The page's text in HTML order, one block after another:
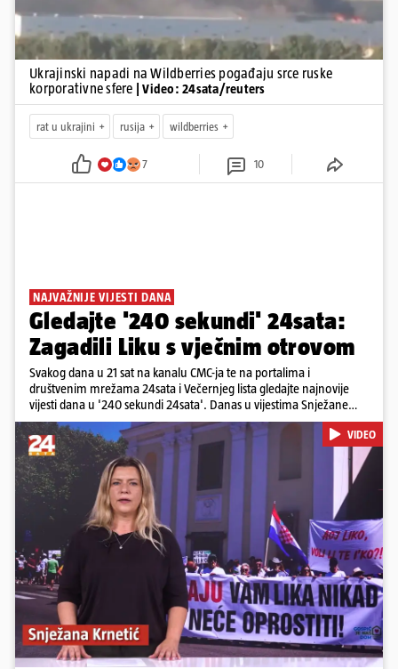
Ukrajinski napadi na Wildberries pogađaju srce ruske
korporativne sfere
| Video: 24sata/reuters
rat u ukrajini rusija wildberries
7 10
NAJVAŽNIJE VIJESTI DANA
Gledajte '240 sekundi' 24sata:
Zagadili Liku s vječnim otrovom
Svakog dana u 21 sat na kanalu CMC-ja te na portalima i
društvenim mrežama 24sata i Večernjeg lista gledajte najnovije
vijesti dana u '240 sekundi 24sata'. Danas u vijestima Snježane
Krnetić: Lika teško zagađena s 37.000 tona opasnog otpada, Troje
poginulih u nesreći u Zagrebu, Uhićen načelnik Svetog Ivana
Žabna, Borba za život Denisa Vejzovića, Krajaču režu ovlasti: Slijedi
otkaz...
Pokretanje videa...
VIDEO